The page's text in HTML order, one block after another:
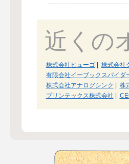
近くの
株式会社ヒューゴ| 株式会社
有限会社イーブックスパイダ
株式会社アナログシンク
株
プリンテックス株式会社